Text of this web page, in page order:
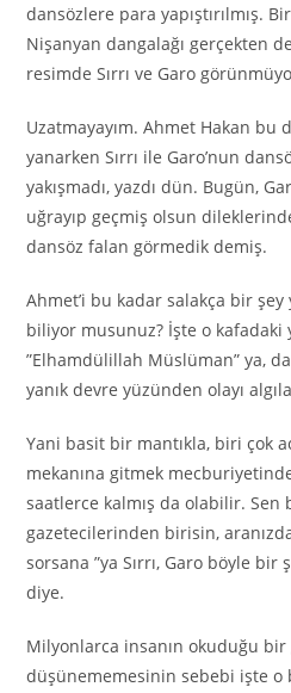
dansözlere para yapıştırılmış.
Nişanyan dangalağı gerçekten
resimde Sırrı ve Garo
Uzatmayayım. Ahmet Hakan bu
yanarken Sırrı ile Garo’nun
yakışmadı, yazdı dün. Bugün,
uğrayıp geçmiş olsun
dansöz falan görmedik demiş.
Ahmet’i bu kadar salakça bir
biliyor musunuz? İşte o kafadaki
”Elhamdülillah Müslüman” ya,
yanık devre yüzünden olayı
Yani basit bir mantıkla, biri çok
mekanına gitmek
saatlerce kalmış da olabilir.
gazetecilerinden birisin,
sorsana ”ya Sırrı, Garo böyle bir
diye.
Milyonlarca insanın okuduğu
düşünememesinin sebebi işte o